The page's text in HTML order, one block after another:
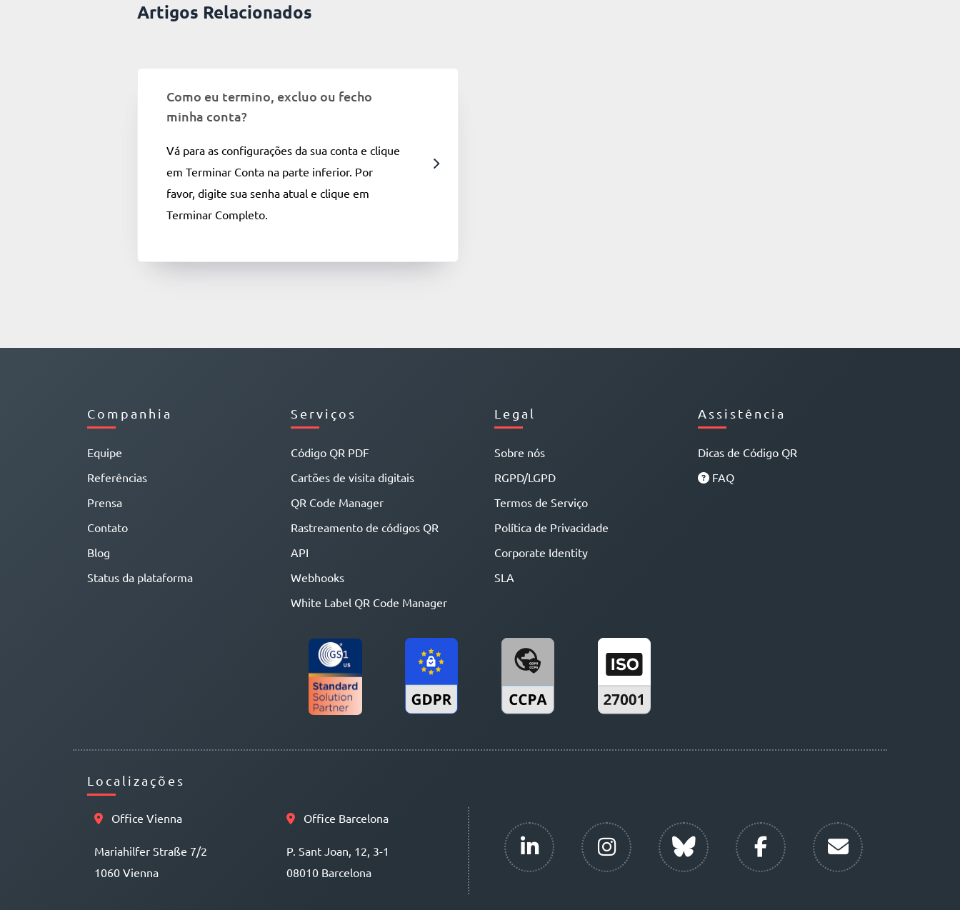
Artigos Relacionados
Como eu termino, excluo ou fecho
minha conta?
Vá para as configurações da sua conta e clique
em Terminar Conta na parte inferior. Por
favor, digite sua senha atual e clique em
Terminar Completo.
Companhia
Equipe
Referências
Prensa
Contato
Blog
Status da plataforma
Serviços
Código QR PDF
Cartões de visita digitais
QR Code Manager
Rastreamento de códigos QR
API
Webhooks
White Label QR Code Manager
Legal
Sobre nós
RGPD/LGPD
Termos de Serviço
Política de Privacidade
Corporate Identity
SLA
Assistência
Dicas de Código QR
FAQ
Localizações
Office Vienna
Mariahilfer Straße 7/2
1060 Vienna
Office Barcelona
P. Sant Joan, 12, 3-1
08010 Barcelona